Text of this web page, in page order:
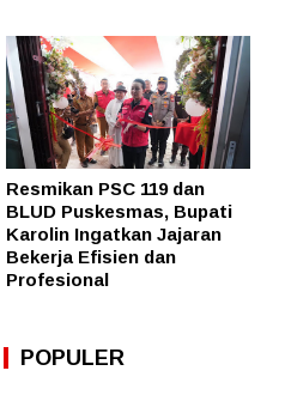
Resmikan PSC 119 dan
BLUD Puskesmas, Bupati
Karolin Ingatkan Jajaran
Bekerja Efisien dan
Profesional
POPULER